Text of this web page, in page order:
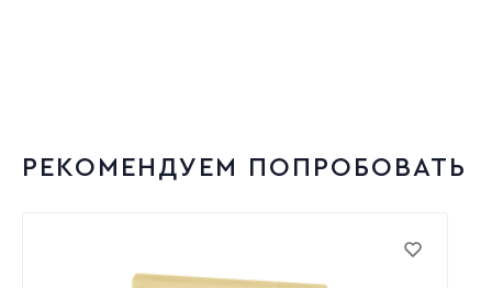
РЕКОМЕНДУЕМ ПОПРОБОВАТЬ